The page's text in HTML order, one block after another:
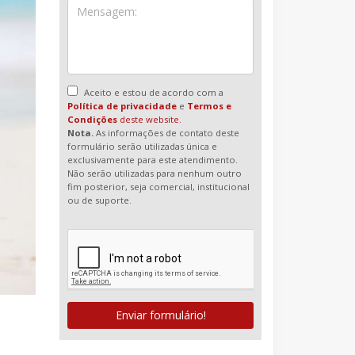
Aceito e estou de acordo com a
Política de privacidade e Termos e
Condições deste website.
Nota. As informações de contato deste
formulário serão utilizadas única e
exclusivamente para este atendimento.
Não serão utilizadas para nenhum outro
fim posterior, seja comercial, institucional
ou de suporte.
Enviar formulário!